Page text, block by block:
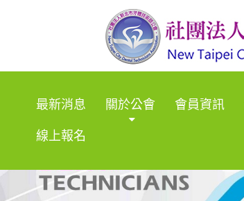
最新消息 關於公會 會員資訊
線上報名